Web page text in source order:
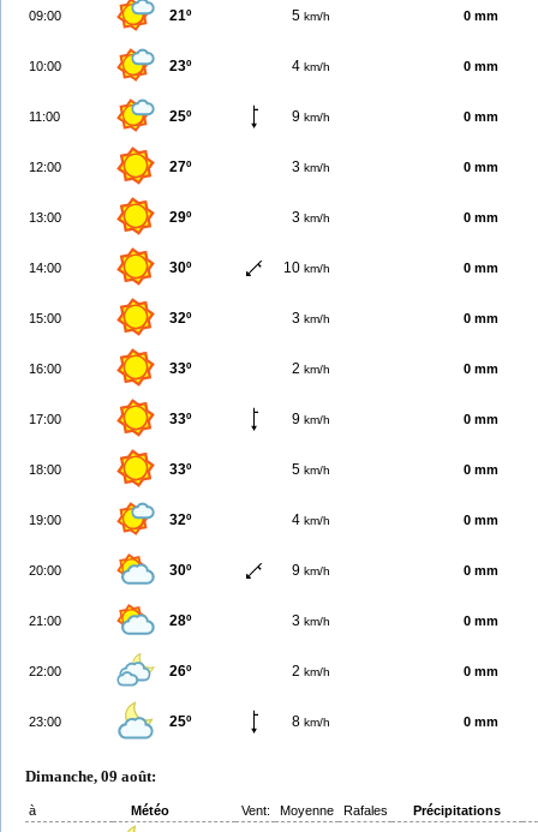
09:00 21º 5 km/h 0 mm
10:00 23º 4 km/h 0 mm
11:00 25º 9 km/h 0 mm
12:00 27º 3 km/h 0 mm
13:00 29º 3 km/h 0 mm
14:00 30º 10 km/h 0 mm
15:00 32º 3 km/h 0 mm
16:00 33º 2 km/h 0 mm
17:00 33º 9 km/h 0 mm
18:00 33º 5 km/h 0 mm
19:00 32º 4 km/h 0 mm
20:00 30º 9 km/h 0 mm
21:00 28º 3 km/h 0 mm
22:00 26º 2 km/h 0 mm
23:00 25º 8 km/h 0 mm
Dimanche, 09 août:
à Météo Vent: Moyenne Rafales Précipitations